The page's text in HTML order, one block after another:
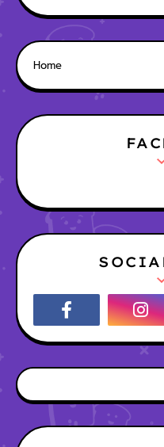
Home